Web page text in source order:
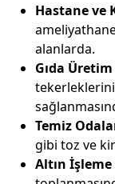
Hastane ve
alanlarda.
Gıda
Temiz
gibi toz ve
Altın